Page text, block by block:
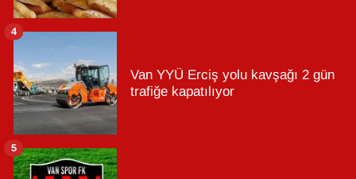
Van YYÜ Erciş yolu kavşağı 2 gün
trafiğe kapatılıyor
4
5